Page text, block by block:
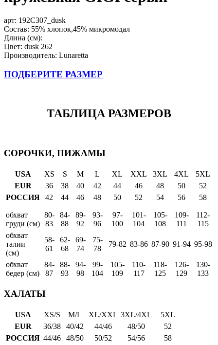
арт: 192C307_dusk
Состав: 55% хлопок,45% микромодал
Длина (см):
Цвет: dusk 262
Производитель: Lunaretta
ПОДБЕРИТЕ РАЗМЕР
ТАБЛИЦА РАЗМЕРОВ
СОРОЧКИ, ПИЖАМЫ
USA XS S M L XL XXL 3XL 4XL
5XL
EUR
36 38 40 42 44 46 48 50
52
РОССИЯ
42 44 46 48 50 52 54 56 58
обхват
груди (см)
80-
83
84-
88
89-
92
93-
96
97-
100
101-
104
105-
108
109-
111
112-
115
обхват
талии
(см)
58-
61
62-
68
69-
74
75-
78
79-82 83-86 87-90 91-94 95-98
обхват
бедер (см)
84-
87
88-
93
94-
98
99-
104
105-
109
110-
117
118-
125
126-
129
130-
133
ХАЛАТЫ
USA XS/S M/L XL/XXL 3XL/4XL
5XL
EUR
36/38 40/42 44/46 48/50
52
РОССИЯ 44/46 48/50 50/52 54/56
58